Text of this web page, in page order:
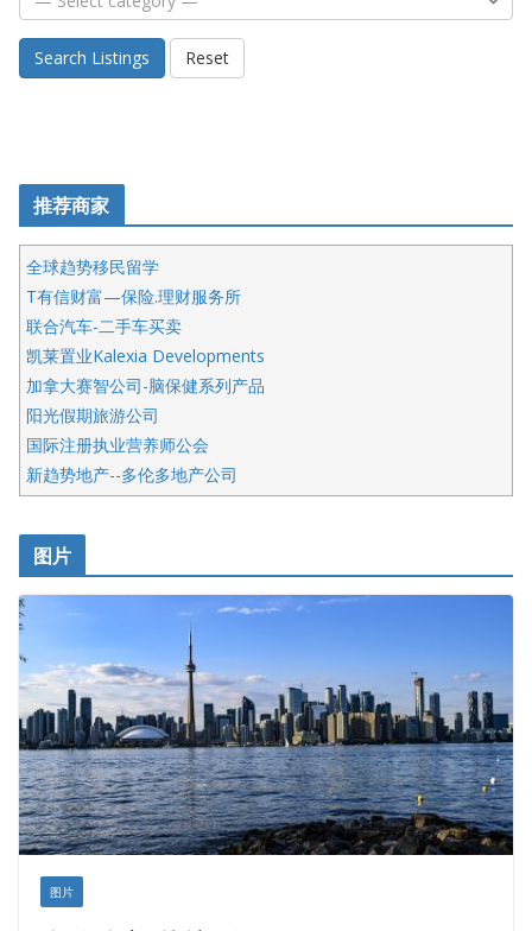
Search Listings Reset
推荐商家
全球趋势移民留学
T有信财富—保险.理财服务所
联合汽车-二手车买卖
凯莱置业Kalexia Developments
加拿大赛智公司-脑保健系列产品
阳光假期旅游公司
国际注册执业营养师公会
新趋势地产--多伦多地产公司
呱呱电器
开明车行KS CAR SALES & SERVICE
健健宝公司
皇后金融集团
正点印艺设计
图片
图片